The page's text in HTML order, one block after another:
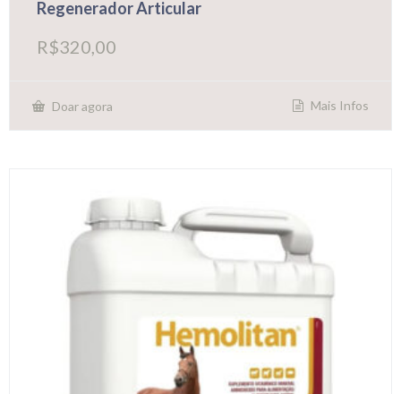
Regenerador Articular
R$320,00
Doar agora Mais Infos